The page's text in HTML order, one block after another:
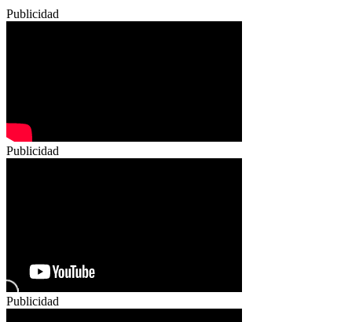
Publicidad
Publicidad
Publicidad